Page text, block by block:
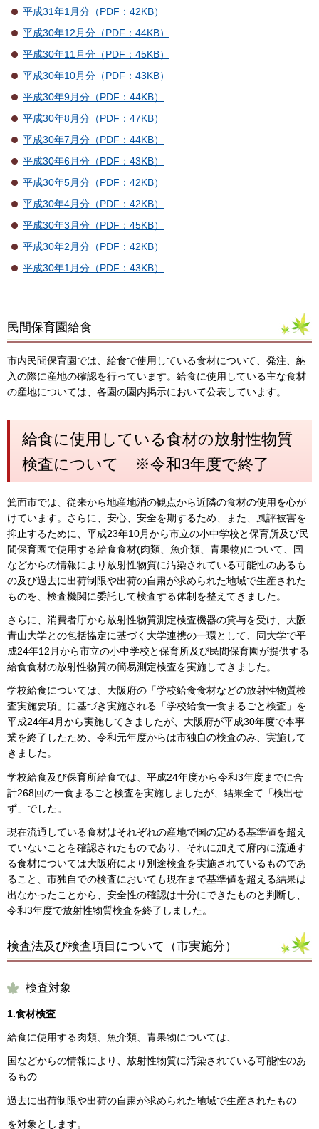
平成31年1月分（PDF：42KB）
平成30年12月分（PDF：44KB）
平成30年11月分（PDF：45KB）
平成30年10月分（PDF：43KB）
平成30年9月分（PDF：44KB）
平成30年8月分（PDF：47KB）
平成30年7月分（PDF：44KB）
平成30年6月分（PDF：43KB）
平成30年5月分（PDF：42KB）
平成30年4月分（PDF：42KB）
平成30年3月分（PDF：45KB）
平成30年2月分（PDF：42KB）
平成30年1月分（PDF：43KB）
民間保育園給食
市内民間保育園では、給食で使用している食材について、発注、納
入の際に産地の確認を行っています。給食に使用している主な食材
の産地については、各園の園内掲示において公表しています。
給食に使用している食材の放射性物質
検査について ※令和3年度で終了
箕面市では、従来から地産地消の観点から近隣の食材の使用を心が
けています。さらに、安心、安全を期するため、また、風評被害を
抑止するために、平成23年10月から市立の小中学校と保育所及び民
間保育園で使用する給食食材(肉類、魚介類、青果物)について、国
などからの情報により放射性物質に汚染されている可能性のあるも
の及び過去に出荷制限や出荷の自粛が求められた地域で生産された
ものを、検査機関に委託して検査する体制を整えてきました。
さらに、消費者庁から放射性物質測定検査機器の貸与を受け、大阪
青山大学との包括協定に基づく大学連携の一環として、同大学で平
成24年12月から市立の小中学校と保育所及び民間保育園が提供する
給食食材の放射性物質の簡易測定検査を実施してきました。
学校給食については、大阪府の「学校給食食材などの放射性物質検
査実施要項」に基づき実施される「学校給食一食まるごと検査」を
平成24年4月から実施してきましたが、大阪府が平成30年度で本事
業を終了したため、令和元年度からは市独自の検査のみ、実施して
きました。
学校給食及び保育所給食では、平成24年度から令和3年度までに合
計268回の一食まるごと検査を実施しましたが、結果全て「検出せ
ず」でした。
現在流通している食材はそれぞれの産地で国の定める基準値を超え
ていないことを確認されたものであり、それに加えて府内に流通す
る食材については大阪府により別途検査を実施されているものであ
ること、市独自での検査においても現在まで基準値を超える結果は
出なかったことから、安全性の確認は十分にできたものと判断し、
令和3年度で放射性物質検査を終了しました。
検査法及び検査項目について（市実施分）
検査対象
1.食材検査
給食に使用する肉類、魚介類、青果物については、
国などからの情報により、放射性物質に汚染されている可能性のあ
るもの
過去に出荷制限や出荷の自粛が求められた地域で生産されたもの
を対象とします。